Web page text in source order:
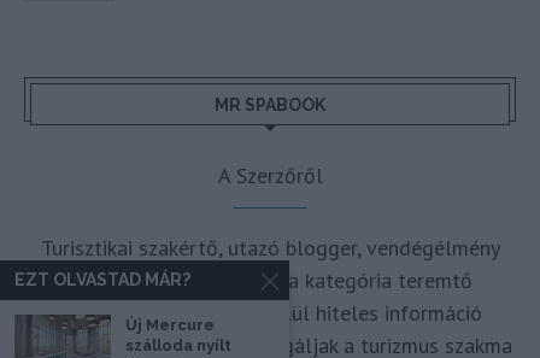
MR SPABOOK
A Szerzőről
Turisztikai szakértő, utazó blogger, vendégélmény
tanácsadó. Célom, hogy a kategória teremtő
blogmagazin keretein belül hiteles információ
forrásul és inspirációul szolgáljak a turizmus szakma
EZT OLVASTAD MÁR?
Új Mercure
szálloda nyílt